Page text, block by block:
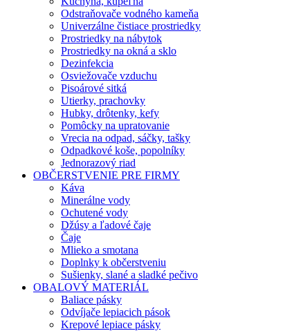
Odstraňovače vodného kameňa
Univerzálne čistiace prostriedky
Prostriedky na nábytok
Prostriedky na okná a sklo
Dezinfekcia
Osviežovače vzduchu
Pisoárové sitká
Utierky, prachovky
Hubky, drôtenky, kefy
Pomôcky na upratovanie
Vrecia na odpad, sáčky, tašky
Odpadkové koše, popolníky
Jednorazový riad
OBČERSTVENIE PRE FIRMY
Káva
Minerálne vody
Ochutené vody
Džúsy a ľadové čaje
Čaje
Mlieko a smotana
Doplnky k občerstveniu
Sušienky, slané a sladké pečivo
OBALOVÝ MATERIÁL
Baliace pásky
Odvíjače lepiacich pások
Krepové lepiace pásky